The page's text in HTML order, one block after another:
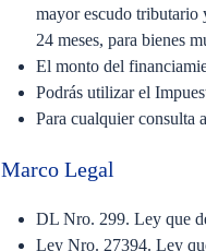
mayor escudo tributario
24 meses, para bienes
El monto del
Podrás utilizar el
Para cualquier consulta
Marco Legal
DL Nro. 299. Ley que
Ley Nro. 27394. Ley